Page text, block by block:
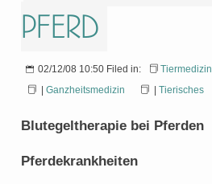
Pferd
02/12/08 10:50 Filed in:
Tiermedizin
Ganzheitsmedizin Tierisches
Blutegeltherapie bei Pferden
Pferdekrankheiten